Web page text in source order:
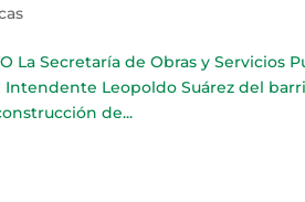
La Secretaría de Obras y Servicios
Leopoldo Suárez del
de...